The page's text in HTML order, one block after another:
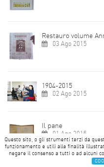
Questo sito, o gli strumenti terzi da
funzionamento e utili alle finalità
negare il consenso a tutti o ad alcuni
Restauro volume
03 Ago 2015
1904-2015
02 Ago 2015
Il pane
01 Ago 2015